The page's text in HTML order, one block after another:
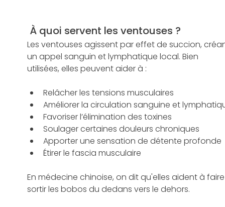
À quoi servent les ventouses ?
Les ventouses agissent par effet de succion,
un appel sanguin et lymphatique local. Bien
utilisées, elles peuvent aider à :
Relâcher les tensions musculaires
Améliorer la circulation sanguine et
Favoriser l’élimination des toxines
Soulager certaines douleurs chroniques
Apporter une sensation de détente profonde
Étirer le fascia musculaire
En médecine chinoise, on dit qu'elles aident à
sortir les bobos du dedans vers le dehors.